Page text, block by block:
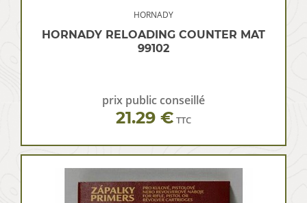
HORNADY
HORNADY RELOADING COUNTER MAT
99102
prix public conseillé
21.29 € TTC